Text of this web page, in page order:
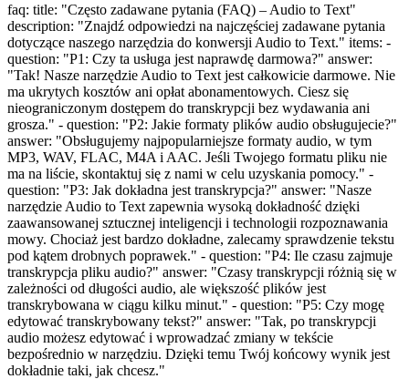
faq: title: "Często zadawane pytania (FAQ) – Audio to Text"
description: "Znajdź odpowiedzi na najczęściej zadawane pytania
dotyczące naszego narzędzia do konwersji Audio to Text." items: -
question: "P1: Czy ta usługa jest naprawdę darmowa?" answer:
"Tak! Nasze narzędzie Audio to Text jest całkowicie darmowe. Nie
ma ukrytych kosztów ani opłat abonamentowych. Ciesz się
nieograniczonym dostępem do transkrypcji bez wydawania ani
grosza." - question: "P2: Jakie formaty plików audio obsługujecie?"
answer: "Obsługujemy najpopularniejsze formaty audio, w tym
MP3, WAV, FLAC, M4A i AAC. Jeśli Twojego formatu pliku nie
ma na liście, skontaktuj się z nami w celu uzyskania pomocy." -
question: "P3: Jak dokładna jest transkrypcja?" answer: "Nasze
narzędzie Audio to Text zapewnia wysoką dokładność dzięki
zaawansowanej sztucznej inteligencji i technologii rozpoznawania
mowy. Chociaż jest bardzo dokładne, zalecamy sprawdzenie tekstu
pod kątem drobnych poprawek." - question: "P4: Ile czasu zajmuje
transkrypcja pliku audio?" answer: "Czasy transkrypcji różnią się w
zależności od długości audio, ale większość plików jest
transkrybowana w ciągu kilku minut." - question: "P5: Czy mogę
edytować transkrybowany tekst?" answer: "Tak, po transkrypcji
audio możesz edytować i wprowadzać zmiany w tekście
bezpośrednio w narzędziu. Dzięki temu Twój końcowy wynik jest
dokładnie taki, jak chcesz."